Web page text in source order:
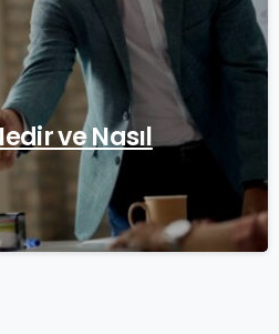
ve Nasıl